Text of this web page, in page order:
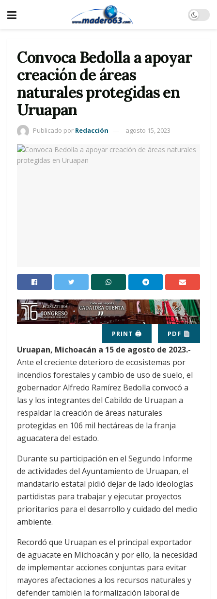
Convoca Bedolla a apoyar
creación de áreas
naturales protegidas en
Uruapan
Publicado por Redacción agosto 15, 2023
PRINT 🖨 PDF
Uruapan, Michoacán a 15 de agosto de 2023.-
Ante el creciente deterioro de ecosistemas por
incendios forestales y cambio de uso de suelo, el
gobernador Alfredo Ramírez Bedolla convocó a
las y los integrantes del Cabildo de Uruapan a
respaldar la creación de áreas naturales
protegidas en 106 mil hectáreas de la franja
aguacatera del estado.
Durante su participación en el Segundo Informe
de actividades del Ayuntamiento de Uruapan, el
mandatario estatal pidió dejar de lado ideologías
partidistas para trabajar y ejecutar proyectos
prioritarios para el desarrollo y cuidado del medio
ambiente.
Recordó que Uruapan es el principal exportador
de aguacate en Michoacán y por ello, la necesidad
de implementar acciones conjuntas para evitar
mayores afectaciones a los recursos naturales y
defender también la formalización laboral de